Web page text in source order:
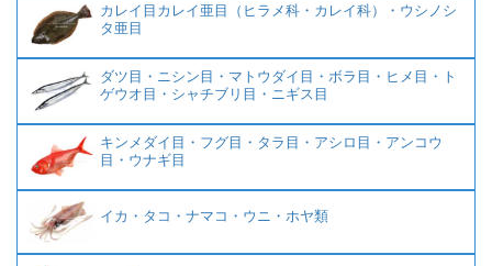
カレイ目カレイ亜目（ヒラメ科・カレイ科）・ウシノシ
タ亜目
ダツ目・ニシン目・マトウダイ目・ボラ目・ヒメ目・ト
ゲウオ目・シャチブリ目・ニギス目
キンメダイ目・フグ目・タラ目・アシロ目・アンコウ
目・ウナギ目
イカ・タコ・ナマコ・ウニ・ホヤ類